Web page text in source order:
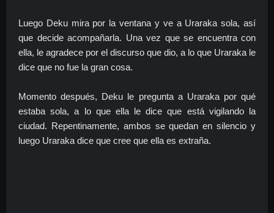
Luego Deku mira por la ventana y ve a Uraraka sola, así
que decide acompañarla. Una vez que se encuentra con
ella, le agradece por el discurso que dio, a lo que Uraraka le
dice que no fue la gran cosa.
Momento después, Deku le pregunta a Uraraka por qué
estaba sola, a lo que ella le dice que está vigilando la
ciudad. Repentinamente, ambos se quedan en silencio y
luego Uraraka dice que cree que ella es extraña.